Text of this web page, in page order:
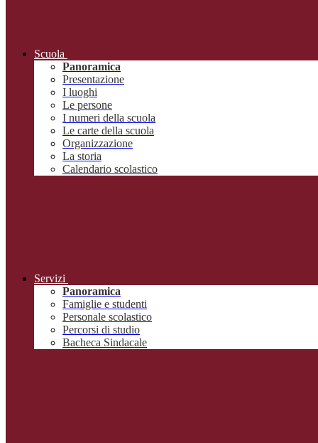
Scuola
Panoramica
Presentazione
I luoghi
Le persone
I numeri della scuola
Le carte della scuola
Organizzazione
La storia
Calendario scolastico
Servizi
Panoramica
Famiglie e studenti
Personale scolastico
Percorsi di studio
Bacheca Sindacale